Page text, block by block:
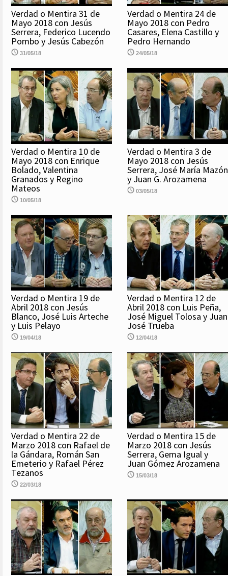
Verdad o Mentira 31 de
Mayo 2018 con Jesús
Serrera, Federico Lucendo
Pombo y Jesús Cabezón
31/05/18
Verdad o Mentira 24 de
Mayo 2018 con Pedro
Casares, Elena Castillo y
Pedro Hernando
24/05/18
Verdad o Mentira 10 de
Mayo 2018 con Enrique
Bolado, Valentina
Granados y Regino
Mateos
10/05/18
Verdad o Mentira 3 de
Mayo 2018 con Jesús
Serrera, José María Mazón
y Juan G. Arozamena
03/05/18
Verdad o Mentira 19 de
Abril 2018 con Jesús
Blanco, José Luis Arteche
y Luis Pelayo
19/04/18
Verdad o Mentira 12 de
Abril 2018 con Luis Peña,
José Miguel Tolosa y Juan
José Trueba
12/04/18
Verdad o Mentira 22 de
Marzo 2018 con Rafael de
la Gándara, Román San
Emeterio y Rafael Pérez
Tezanos
22/03/18
Verdad o Mentira 15 de
Marzo 2018 con Jesús
Serrera, Gema Igual y
Juan Gómez Arozamena
15/03/18